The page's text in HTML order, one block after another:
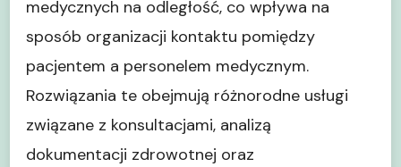
medycznych na odległość, co wpływa na
sposób organizacji kontaktu pomiędzy
pacjentem a personelem medycznym.
Rozwiązania te obejmują różnorodne usługi
związane z konsultacjami, analizą
dokumentacji zdrowotnej oraz